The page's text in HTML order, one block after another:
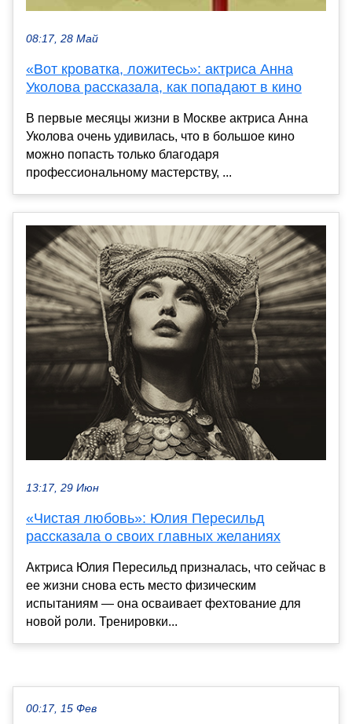
08:17, 28 Май
«Вот кроватка, ложитесь»: актриса Анна
Уколова рассказала, как попадают в кино
В первые месяцы жизни в Москве актриса Анна
Уколова очень удивилась, что в большое кино
можно попасть только благодаря
профессиональному мастерству, ...
13:17, 29 Июн
«Чистая любовь»: Юлия Пересильд
рассказала о своих главных желаниях
Актриса Юлия Пересильд призналась, что сейчас в
ее жизни снова есть место физическим
испытаниям — она осваивает фехтование для
новой роли. Тренировки...
00:17, 15 Фев